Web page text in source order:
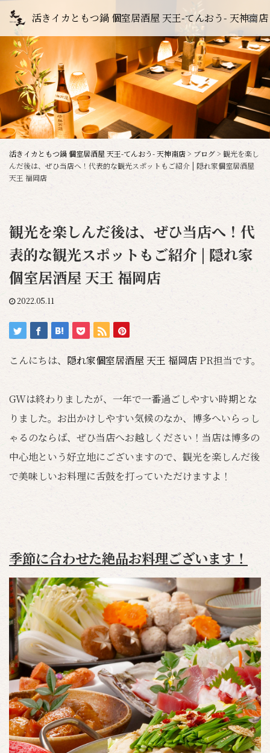
活きイカともつ鍋 個室居酒屋 天王-てんおう- 天神南店
活きイカともつ鍋 個室居酒屋 天王-てんおう- 天神南店> ブログ> 観光を楽し
んだ後は、ぜひ当店へ！代表的な観光スポットもご紹介 | 隠れ家個室居酒屋
天王 福岡店
観光を楽しんだ後は、ぜひ当店へ！代
表的な観光スポットもご紹介 | 隠れ家
個室居酒屋 天王 福岡店
2022.05.11
こんにちは、 隠れ家個室居酒屋 天王 福岡店 PR担当です。
GWは終わりましたが、一年で一番過ごしやすい時期とな
りました。お出かけしやすい気候のなか、博多へいらっし
ゃるのならば、ぜひ当店へお越しください！当店は博多の
中心地という好立地にございますので、観光を楽しんだ後
で美味しいお料理に舌鼓を打っていただけますよ！
季節に合わせた絶品お料理ございます！